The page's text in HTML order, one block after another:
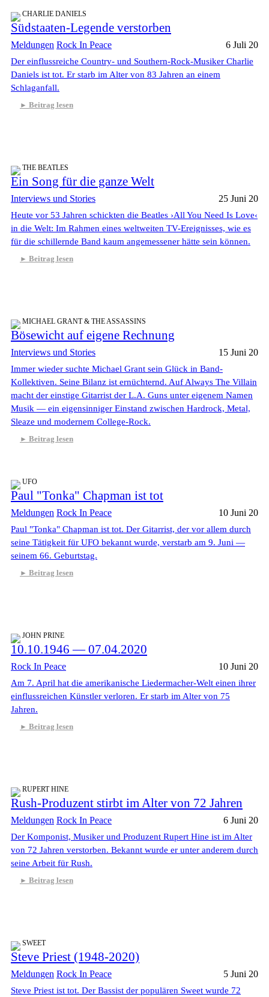
CHARLIE DANIELS
Südstaaten-Legende verstorben
Meldungen Rock In Peace 6 Juli 20
Der einflussreiche Country- und Southern-Rock-Musiker Charlie
Daniels ist tot. Er starb im Alter von 83 Jahren an einem
Schlaganfall.
Beitrag lesen
THE BEATLES
Ein Song für die ganze Welt
Interviews und Stories 25 Juni 20
Heute vor 53 Jahren schickten die Beatles ›All You Need Is Love‹
in die Welt: Im Rahmen eines weltweiten TV-Ereignisses, wie es
für die schillernde Band kaum angemessener hätte sein können.
Beitrag lesen
MICHAEL GRANT & THE ASSASSINS
Bösewicht auf eigene Rechnung
Interviews und Stories 15 Juni 20
Immer wieder suchte Michael Grant sein Glück in Band-
Kollektiven. Seine Bilanz ist ernüchternd. Auf Always The Villain
macht der einstige Gitarrist der L.A. Guns unter eigenem Namen
Musik — ein eigensinniger Einstand zwischen Hardrock, Metal,
Sleaze und modernem College-Rock.
Beitrag lesen
UFO
Paul "Tonka" Chapman ist tot
Meldungen Rock In Peace 10 Juni 20
Paul "Tonka" Chapman ist tot. Der Gitarrist, der vor allem durch
seine Tätigkeit für UFO bekannt wurde, verstarb am 9. Juni —
seinem 66. Geburtstag.
Beitrag lesen
JOHN PRINE
10.10.1946 — 07.04.2020
Rock In Peace 10 Juni 20
Am 7. April hat die amerikanische Liedermacher-Welt einen ihrer
einflussreichen Künstler verloren. Er starb im Alter von 75
Jahren.
Beitrag lesen
RUPERT HINE
Rush-Produzent stirbt im Alter von 72 Jahren
Meldungen Rock In Peace 6 Juni 20
Der Komponist, Musiker und Produzent Rupert Hine ist im Alter
von 72 Jahren verstorben. Bekannt wurde er unter anderem durch
seine Arbeit für Rush.
Beitrag lesen
SWEET
Steve Priest (1948-2020)
Meldungen Rock In Peace 5 Juni 20
Steve Priest ist tot. Der Bassist der populären Sweet wurde 72